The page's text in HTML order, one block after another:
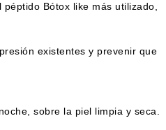
Bótox like más utilizado,
existentes y prevenir que
sobre la piel limpia y seca.